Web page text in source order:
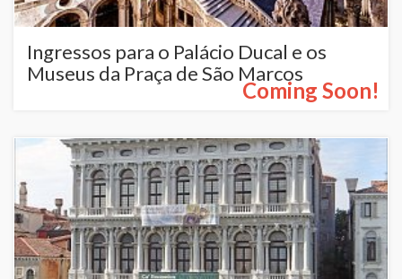
Ingressos para o Palácio Ducal e os
Museus da Praça de São Marcos
Coming Soon!